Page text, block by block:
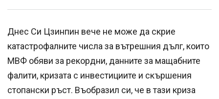
Днес Си Цзинпин вече не може да скрие
катастрофалните числа за вътрешния дълг, които
МВФ обяви за рекордни, данните за мащабните
фалити, кризата с инвестициите и скършения
стопански ръст. Въобразил си, че в тази криза